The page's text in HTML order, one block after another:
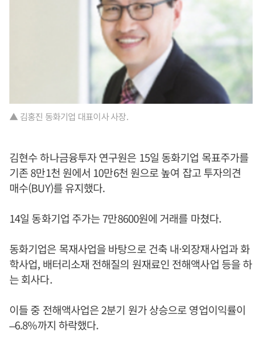
▲ 김홍진 동화기업 대표이사 사장.
김현수 하나금융투자 연구원은 15일 동화기업 목표주가를
기존 8만1천 원에서 10만6천 원으로 높여 잡고 투자의견
매수(BUY)를 유지했다.
14일 동화기업 주가는 7만8600원에 거래를 마쳤다.
동화기업은 목재사업을 바탕으로 건축 내·외장재사업과 화
학사업, 배터리소재 전해질의 원재료인 전해액사업 등을 하
는 회사다.
이들 중 전해액사업은 2분기 원가 상승으로 영업이익률이
–6.8%까지 하락했다.